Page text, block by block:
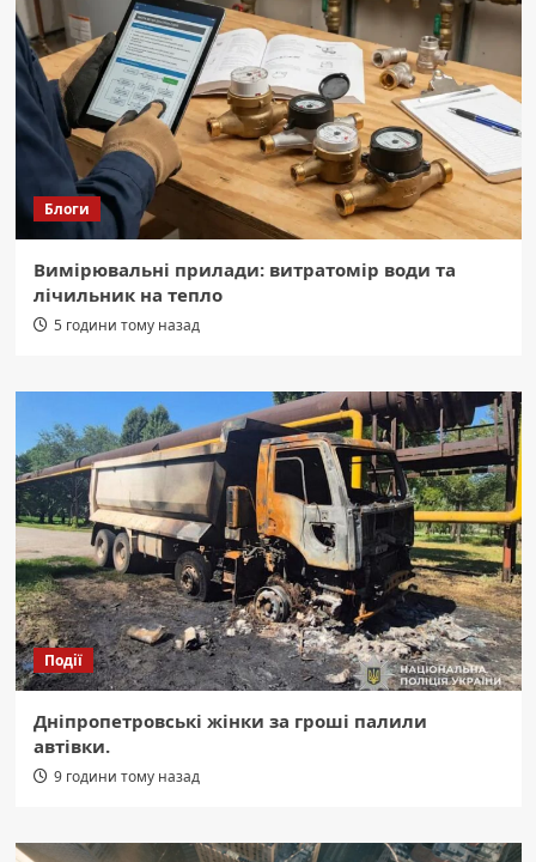
Блоги
Вимірювальні прилади: витратомір води та
лічильник на тепло
5 години тому назад
Події
Дніпропетровські жінки за гроші палили
автівки.
9 години тому назад